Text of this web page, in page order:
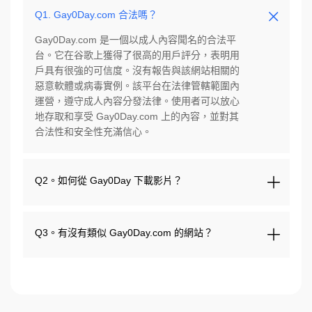
Q1. Gay0Day.com 合法嗎？
Gay0Day.com 是一個以成人內容聞名的合法平
台。它在谷歌上獲得了很高的用戶評分，表明用
戶具有很強的可信度。沒有報告與該網站相關的
惡意軟體或病毒實例。該平台在法律管轄範圍內
運營，遵守成人內容分發法律。使用者可以放心
地存取和享受 Gay0Day.com 上的內容，並對其
合法性和安全性充滿信心。
Q2。如何從 Gay0Day 下載影片？
Q3。有沒有類似 Gay0Day.com 的網站？